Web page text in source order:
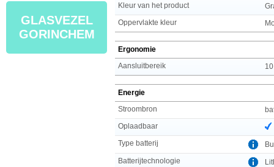
GLASVEZEL
GORINCHEM
Kleur van het product
Oppervlakte kleur
Ergonomie
Aansluitbereik
Energie
Stroombron
Oplaadbaar
Type batterij
Batterijtechnologie